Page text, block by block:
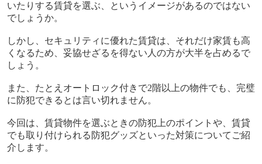
いたりする賃貸を選ぶ、というイメージがあるのではない
でしょうか。
しかし、セキュリティに優れた賃貸は、それだけ家賃も高
くなるため、妥協せざるを得ない人の方が大半を占めるで
しょう。
また、たとえオートロック付きで2階以上の物件でも、完璧
に防犯できるとは言い切れません。
今回は、賃貸物件を選ぶときの防犯上のポイントや、賃貸
でも取り付けられる防犯グッズといった対策についてご紹
介します。